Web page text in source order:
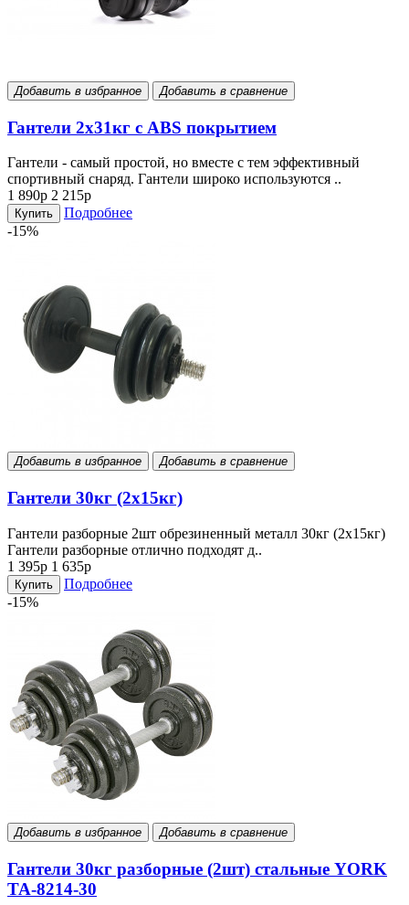
Добавить в избранное Добавить в сравнение
Гантели 2х31кг с ABS покрытием
Гантели - самый простой, но вместе с тем эффективный
спортивный снаряд. Гантели широко используются ..
1 890р 2 215р
Купить
Подробнее
-15%
Добавить в избранное Добавить в сравнение
Гантели 30кг (2х15кг)
Гантели разборные 2шт обрезиненный металл 30кг (2х15кг)
Гантели разборные отлично подходят д..
1 395р 1 635р
Купить
Подробнее
-15%
Добавить в избранное Добавить в сравнение
Гантели 30кг разборные (2шт) стальные YORK
TA-8214-30